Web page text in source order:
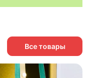
Все товары